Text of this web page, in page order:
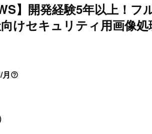
】開発経験5年以上！フ
けセキュリティ用画像
月